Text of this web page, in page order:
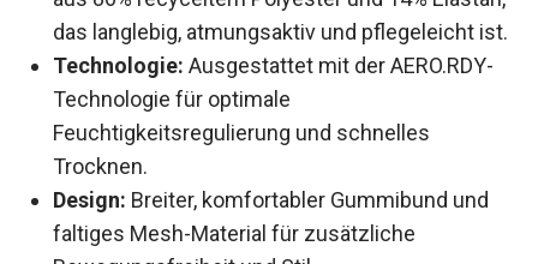
Elastan, das langlebig, atmungsaktiv und
pflegeleicht ist.
Technologie: Ausgestattet mit der AERO.RDY-
Technologie für optimale
Feuchtigkeitsregulierung und schnelles
Trocknen.
Design: Breiter, komfortabler Gummibund und
faltiges Mesh-Material für zusätzliche